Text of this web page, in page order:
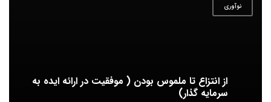
نوآوری
از انتزاع تا ملموس بودن ( موفقیت در ارائه ایده به
سرمایه گذار)